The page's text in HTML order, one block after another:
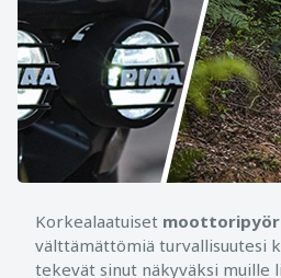
Korkealaatuiset
välttämättömiä turvallisuutesi
tekevät sinut näkyväksi muille